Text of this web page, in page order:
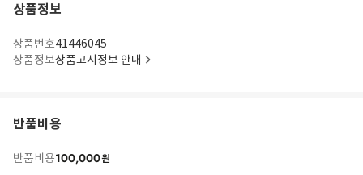
상품정보
상품번호41446045
상품정보상품고시정보 안내
반품비용
반품비용100,000원